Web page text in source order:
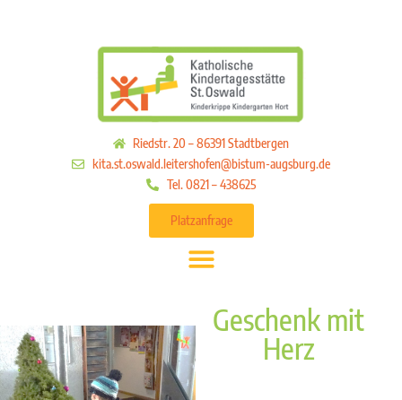
Riedstr. 20 – 86391 Stadtbergen
kita.st.oswald.leitershofen@bistum-augsburg.de
Tel. 0821 – 438625
Platzanfrage
Geschenk mit
Herz